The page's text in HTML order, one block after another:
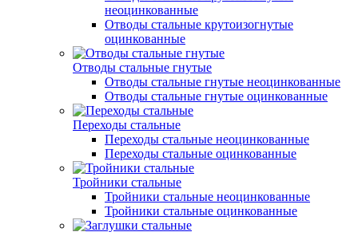
неоцинкованные
Отводы стальные крутоизогнутые
оцинкованные
Отводы стальные гнутые
Отводы стальные гнутые неоцинкованные
Отводы стальные гнутые оцинкованные
Переходы стальные
Переходы стальные неоцинкованные
Переходы стальные оцинкованные
Тройники стальные
Тройники стальные неоцинкованные
Тройники стальные оцинкованные